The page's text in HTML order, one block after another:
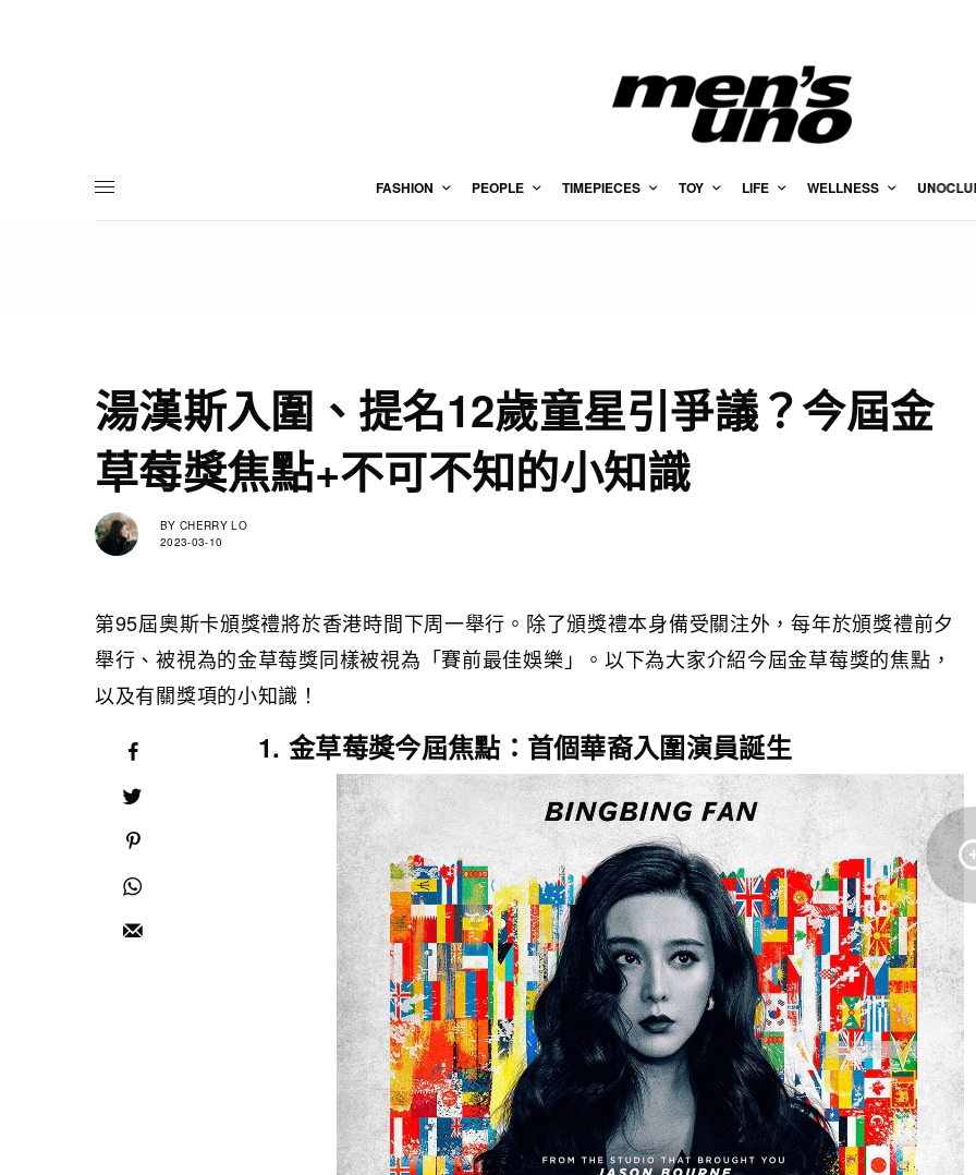
FASHION PEOPLE TIMEPIECES TOY LIFE WELLNESS
湯漢斯入圍、提名12歲童星引爭議？今屆金
草莓獎焦點+不可不知的小知識
BY CHERRY LO
2023-03-10
第95屆奧斯卡頒獎禮將於香港時間下周一舉行。除了頒獎禮本身備受關注外，每年於頒獎禮前夕
舉行、被視為的金草莓獎同樣被視為「賽前最佳娛樂」。以下為大家介紹今屆金草莓獎的焦點，
以及有關獎項的小知識！
1. 金草莓獎今屆焦點：首個華裔入圍演員誕生